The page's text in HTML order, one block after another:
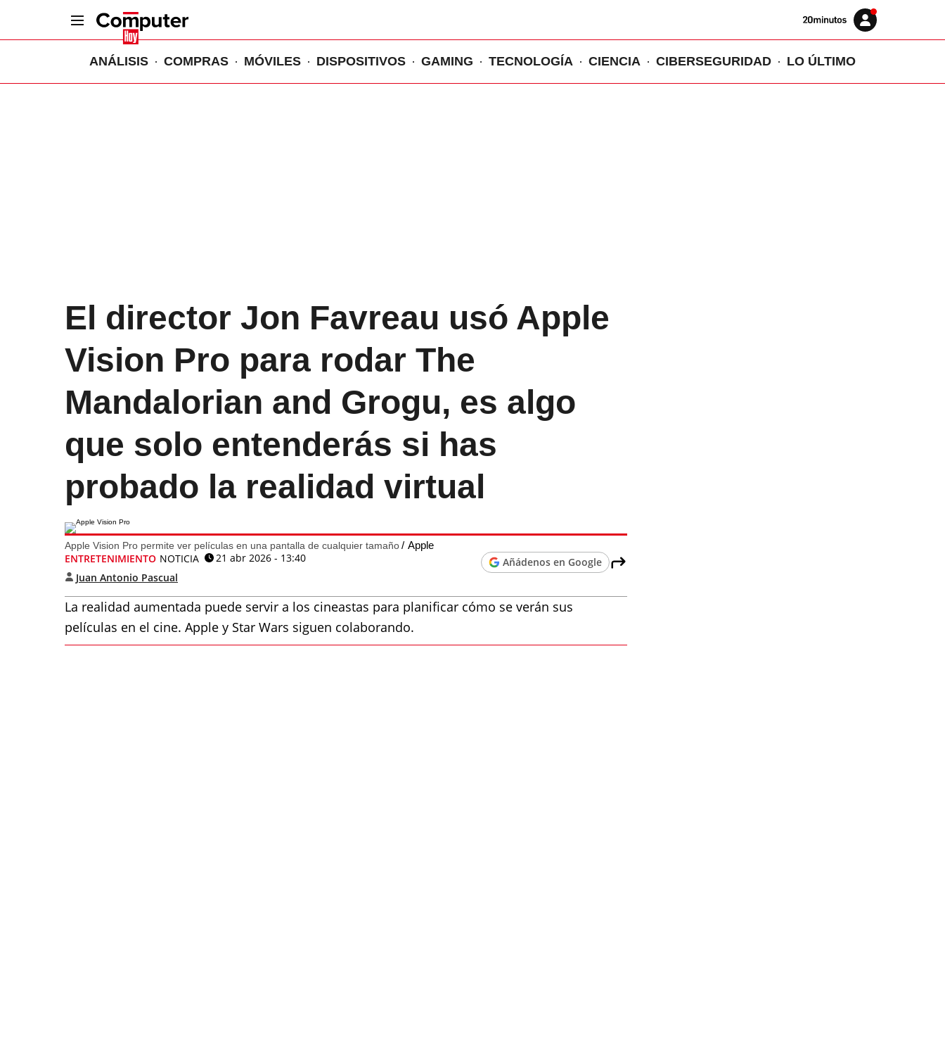
Volver
Iniciar
sesión
ANÁLISIS COMPRAS MÓVILES DISPOSITIVOS GAMING TECNOLOGÍA CIENCIA CIBERSEGURIDAD LO ÚLTIMO
El director Jon Favreau usó Apple
Vision Pro para rodar The
Mandalorian and Grogu, es algo
que solo entenderás si has
probado la realidad virtual
Apple Vision Pro permite ver películas en una pantalla de cualquier tamaño Apple
ENTRETENIMIENTO NOTICIA
21 abr 2026 - 13:40
Juan Antonio Pascual
Añádenos en Google
La realidad aumentada puede servir a los cineastas para planificar cómo se verán sus
películas en el cine. Apple y Star Wars siguen colaborando.